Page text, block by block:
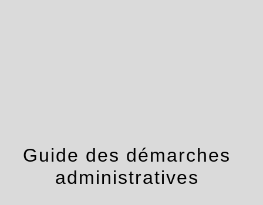
Guide des démarches
administratives